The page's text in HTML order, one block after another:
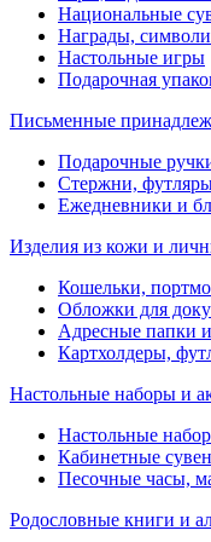
Национальные
Награды,
Настольные игры
Подарочная
Письменные
Подарочные
Стержни,
Ежедневники и
Изделия из кожи и
Кошельки,
Обложки для
Адресные папки
Картхолдеры,
Настольные наборы и
Настольные
Кабинетные
Песочные часы,
Родословные книги и